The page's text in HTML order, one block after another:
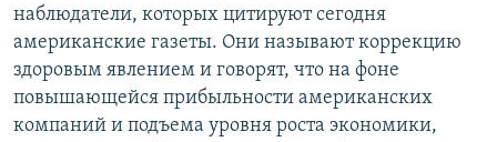
наблюдатели, которых цитируют сегодня
американские газеты. Они называют коррекцию
здоровым явлением и говорят, что на фоне
повышающейся прибыльности американских
компаний и подъема уровня роста экономики,